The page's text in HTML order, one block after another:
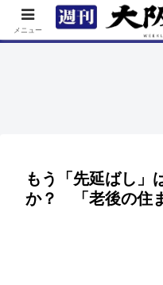
TOP 特集 ニュース
もう「先延ばし」
か？ 「老後の住
メニュー